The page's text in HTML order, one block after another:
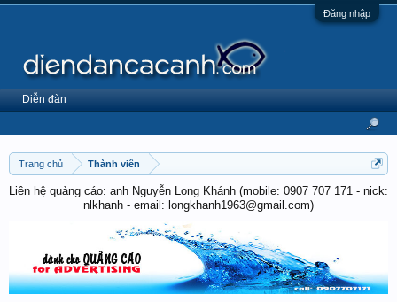
Đăng nhập
Trang chủ Thành viên
Liên hệ quảng cáo: anh Nguyễn Long Khánh (mobile: 0907 707 171 - nick:
nlkhanh - email: longkhanh1963@gmail.com)
Diễn đàn